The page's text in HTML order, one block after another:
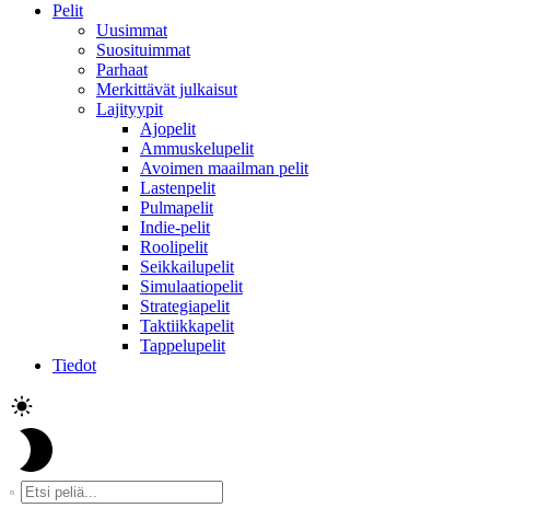
Pelit
Uusimmat
Suosituimmat
Parhaat
Merkittävät julkaisut
Lajityypit
Ajopelit
Ammuskelupelit
Avoimen maailman pelit
Lastenpelit
Pulmapelit
Indie-pelit
Roolipelit
Seikkailupelit
Simulaatiopelit
Strategiapelit
Taktiikkapelit
Tappelupelit
Tiedot